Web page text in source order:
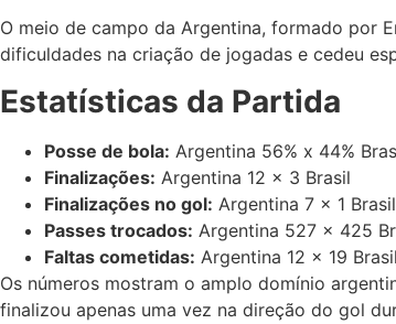
O meio de campo da Argentina, formado por
dificuldades na criação de jogadas e cedeu
Estatísticas da Partida
Posse de bola: Argentina 56% x 44%
Finalizações: Argentina 12 x 3 Brasil
Finalizações no gol: Argentina 7 x 1 Brasil
Passes trocados: Argentina 527 x 425
Faltas cometidas: Argentina 12 x 19 Brasil
Os números mostram o amplo domínio
finalizou apenas uma vez na direção do gol